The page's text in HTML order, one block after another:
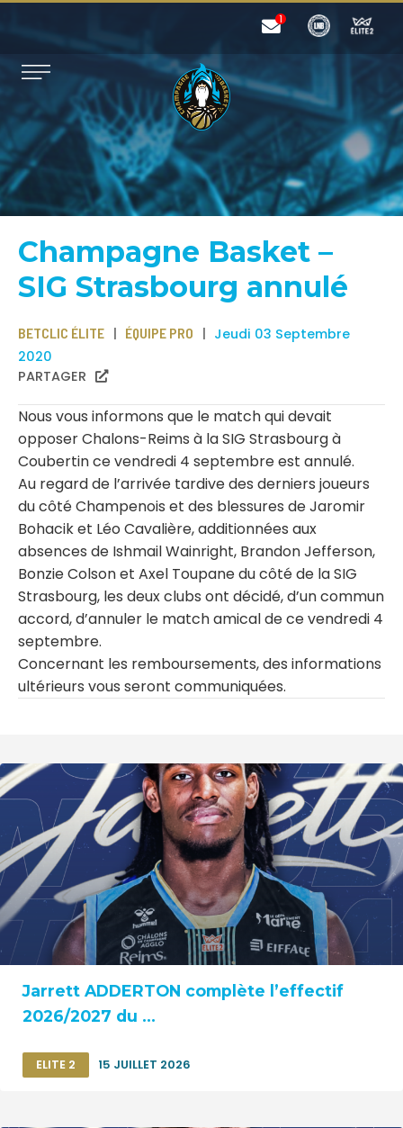
Champagne Basket –
SIG Strasbourg annulé
BETCLIC ÉLITE ÉQUIPE PRO
Jeudi 03 Septembre
2020
PARTAGER
Nous vous informons que le match qui devait
opposer Chalons-Reims à la SIG Strasbourg à
Coubertin ce vendredi 4 septembre est annulé.
Au regard de l’arrivée tardive des derniers joueurs
du côté Champenois et des blessures de Jaromir
Bohacik et Léo Cavalière, additionnées aux
absences de Ishmail Wainright, Brandon Jefferson,
Bonzie Colson et Axel Toupane du côté de la SIG
Strasbourg, les deux clubs ont décidé, d’un commun
accord, d’annuler le match amical de ce vendredi 4
septembre.
Concernant les remboursements, des informations
ultérieurs vous seront communiquées.
Jarrett ADDERTON complète l’effectif
2026/2027 du ...
ELITE 2 15 JUILLET 2026